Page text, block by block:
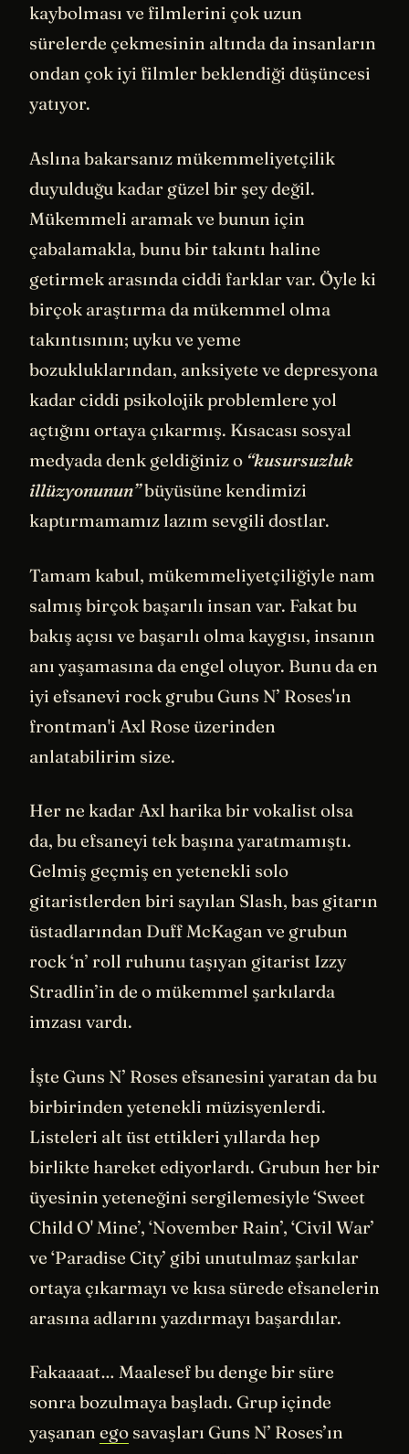
kaybolması ve filmlerini çok uzun
sürelerde çekmesinin altında da insanların
ondan çok iyi filmler beklendiği düşüncesi
yatıyor.
Aslına bakarsanız mükemmeliyetçilik
duyulduğu kadar güzel bir şey değil.
Mükemmeli aramak ve bunun için
çabalamakla, bunu bir takıntı haline
getirmek arasında ciddi farklar var. Öyle ki
birçok araştırma da mükemmel olma
takıntısının; uyku ve yeme
bozukluklarından, anksiyete ve depresyona
kadar ciddi psikolojik problemlere yol
açtığını ortaya çıkarmış. Kısacası sosyal
medyada denk geldiğiniz o “kusursuzluk
illüzyonunun”büyüsüne kendimizi
kaptırmamamız lazım sevgili dostlar.
Tamam kabul, mükemmeliyetçiliğiyle nam
salmış birçok başarılı insan var. Fakat bu
bakış açısı ve başarılı olma kaygısı, insanın
anı yaşamasına da engel oluyor. Bunu da en
iyi efsanevi rock grubu Guns N’ Roses'ın
frontman'i Axl Rose üzerinden
anlatabilirim size.
Her ne kadar Axl harika bir vokalist olsa
da, bu efsaneyi tek başına yaratmamıştı.
Gelmiş geçmiş en yetenekli solo
gitaristlerden biri sayılan Slash, bas gitarın
üstadlarından Duff McKagan ve grubun
rock ‘n’ roll ruhunu taşıyan gitarist Izzy
Stradlin’in de o mükemmel şarkılarda
imzası vardı.
İşte Guns N’ Roses efsanesini yaratan da bu
birbirinden yetenekli müzisyenlerdi.
Listeleri alt üst ettikleri yıllarda hep
birlikte hareket ediyorlardı. Grubun her bir
üyesinin yeteneğini sergilemesiyle ‘Sweet
Child O' Mine’, ‘November Rain’, ‘Civil War’
ve ‘Paradise City’ gibi unutulmaz şarkılar
ortaya çıkarmayı ve kısa sürede efsanelerin
arasına adlarını yazdırmayı başardılar.
Fakaaaat… Maalesef bu denge bir süre
sonra bozulmaya başladı. Grup içinde
yaşanan ego savaşları Guns N’ Roses’ın